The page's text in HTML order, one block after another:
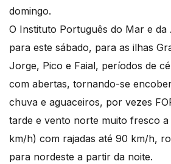
domingo.
O Instituto Português do Mar e
para este sábado, para as ilhas
Jorge, Pico e Faial, períodos de
com abertas, tornando-se
chuva e aguaceiros, por vezes
tarde e vento norte muito fresco a
km/h) com rajadas até 90 km/h,
para nordeste a partir da noite.